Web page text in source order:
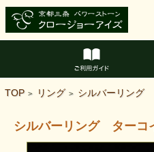
TOP > リング > シルバーリング
シルバーリング ター